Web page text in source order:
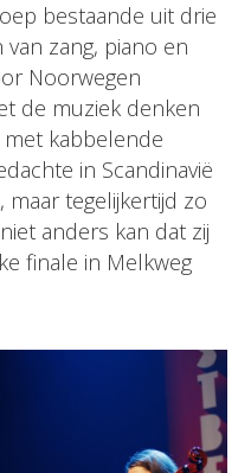
bestaande uit drie
zang, piano en
Noorwegen
de muziek denken
met kabbelende
in Scandinavië
tegelijkertijd zo
anders kan dat zij
finale in Melkweg